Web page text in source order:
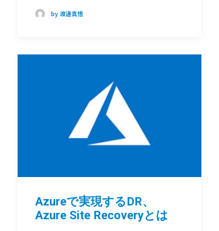
by 渡邊真悟
Azureで実現するDR、
Azure Site Recoveryとは